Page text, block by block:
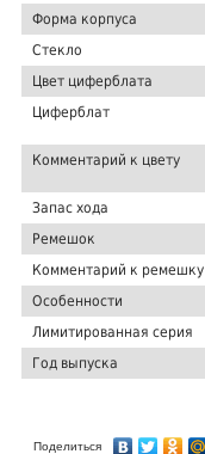
Форма корпуса
Стекло
Цвет циферблата
Циферблат
Комментарий к цвету
Запас хода
Ремешок
Комментарий к ремешку
Особенности
Лимитированная серия
Год выпуска
Поделиться